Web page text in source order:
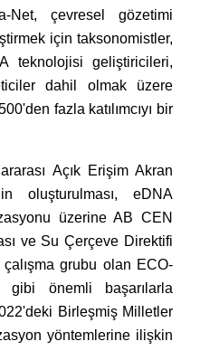
Net, çevresel gözetimi
için taksonomistler,
teknolojisi geliştiricileri,
dahil olmak üzere
fazla katılımcıyı bir
Açık Erişim Akran
oluşturulması, eDNA
üzerine AB CEN
ve Su Çerçeve Direktifi
grubu olan ECO-
gibi önemli başarılarla
Birleşmiş Milletler
yöntemlerine ilişkin